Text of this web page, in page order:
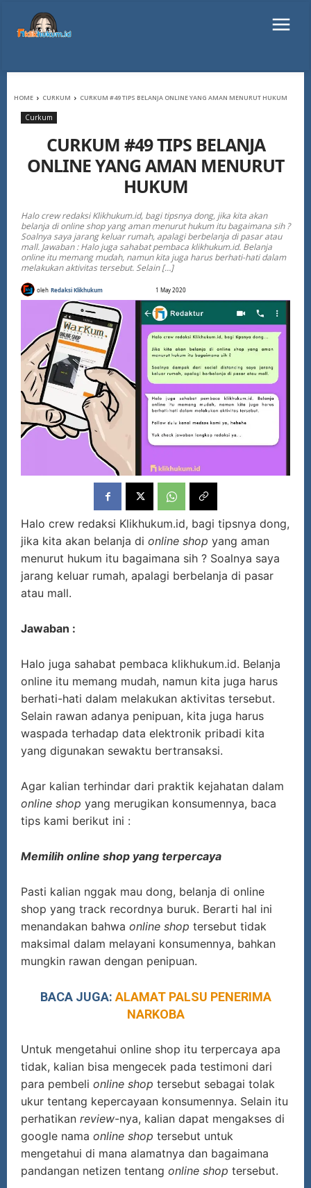
HOME CURKUM CURKUM #49 TIPS BELANJA ONLINE YANG AMAN MENURUT HUKUM
Curkum
CURKUM #49 TIPS BELANJA
ONLINE YANG AMAN MENURUT
HUKUM
Halo crew redaksi Klikhukum.id, bagi tipsnya dong, jika kita akan
belanja di online shop yang aman menurut hukum itu bagaimana sih ?
Soalnya saya jarang keluar rumah, apalagi berbelanja di pasar atau
mall. Jawaban : Halo juga sahabat pembaca klikhukum.id. Belanja
online itu memang mudah, namun kita juga harus berhati-hati dalam
melakukan aktivitas tersebut. Selain […]
oleh Redaksi Klikhukum 1 May 2020
Halo crew redaksi Klikhukum.id, bagi tipsnya dong,
jika kita akan belanja di online shop yang aman
menurut hukum itu bagaimana sih ? Soalnya saya
jarang keluar rumah, apalagi berbelanja di pasar
atau mall.
Jawaban :
Halo juga sahabat pembaca klikhukum.id. Belanja
online itu memang mudah, namun kita juga harus
berhati-hati dalam melakukan aktivitas tersebut.
Selain rawan adanya penipuan, kita juga harus
waspada terhadap data elektronik pribadi kita
yang digunakan sewaktu bertransaksi.
Agar kalian terhindar dari praktik kejahatan dalam
online shop yang merugikan konsumennya, baca
tips kami berikut ini :
Memilih online shop yang terpercaya
Pasti kalian nggak mau dong, belanja di online
shop yang track recordnya buruk. Berarti hal ini
menandakan bahwa online shop tersebut tidak
maksimal dalam melayani konsumennya, bahkan
mungkin rawan dengan penipuan.
BACA JUGA: ALAMAT PALSU PENERIMA
NARKOBA
Untuk mengetahui online shop itu terpercaya apa
tidak, kalian bisa mengecek pada testimoni dari
para pembeli online shop tersebut sebagai tolak
ukur tentang kepercayaan konsumennya. Selain itu
perhatikan review-nya, kalian dapat mengakses di
google nama online shop tersebut untuk
mengetahui di mana alamatnya dan bagaimana
pandangan netizen tentang online shop tersebut.